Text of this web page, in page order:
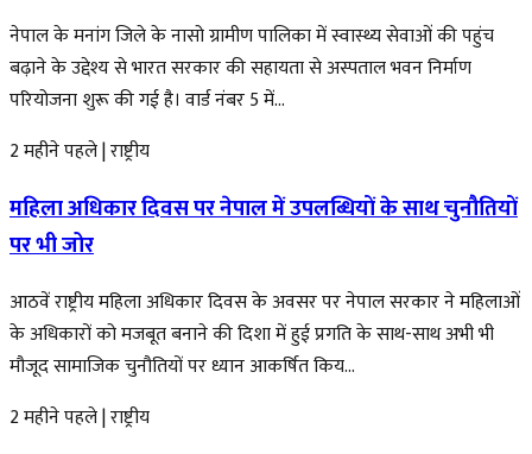
नेपाल के मनांग जिले के नासो ग्रामीण पालिका में स्वास्थ्य सेवाओं की पहुंच
बढ़ाने के उद्देश्य से भारत सरकार की सहायता से अस्पताल भवन निर्माण
परियोजना शुरू की गई है। वार्ड नंबर 5 में...
2 महीने पहले|राष्ट्रीय
महिला अधिकार दिवस पर नेपाल में उपलब्धियों के साथ चुनौतियों
पर भी जोर
आठवें राष्ट्रीय महिला अधिकार दिवस के अवसर पर नेपाल सरकार ने महिलाओं
के अधिकारों को मजबूत बनाने की दिशा में हुई प्रगति के साथ-साथ अभी भी
मौजूद सामाजिक चुनौतियों पर ध्यान आकर्षित किय...
2 महीने पहले|राष्ट्रीय